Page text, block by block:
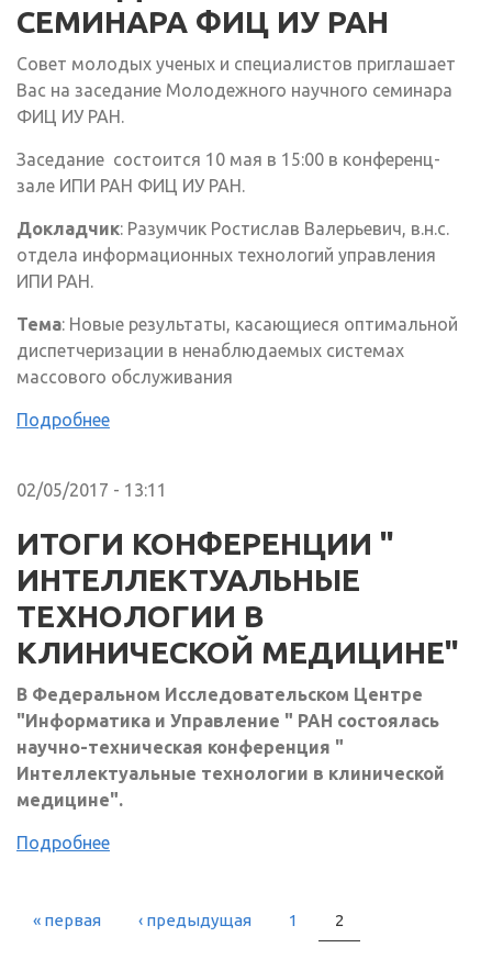
СЕМИНАРА ФИЦ ИУ РАН
Совет молодых ученых и специалистов приглашает
Вас на заседание Молодежного научного семинара
ФИЦ ИУ РАН.
Заседание состоится 10 мая в 15:00 в конференц-
зале ИПИ РАН ФИЦ ИУ РАН.
Докладчик: Разумчик Ростислав Валерьевич, в.н.с.
отдела информационных технологий управления
ИПИ РАН.
Тема: Новые результаты, касающиеся оптимальной
диспетчеризации в ненаблюдаемых системах
массового обслуживания
Подробнее
02/05/2017 - 13:11
ИТОГИ КОНФЕРЕНЦИИ "
ИНТЕЛЛЕКТУАЛЬНЫЕ
ТЕХНОЛОГИИ В
КЛИНИЧЕСКОЙ МЕДИЦИНЕ"
В Федеральном Исследовательском Центре
"Информатика и Управление " РАН состоялась
научно-техническая конференция "
Интеллектуальные технологии в клинической
медицине".
Подробнее
СТРАНИЦЫ
« первая ‹ предыдущая 1 2